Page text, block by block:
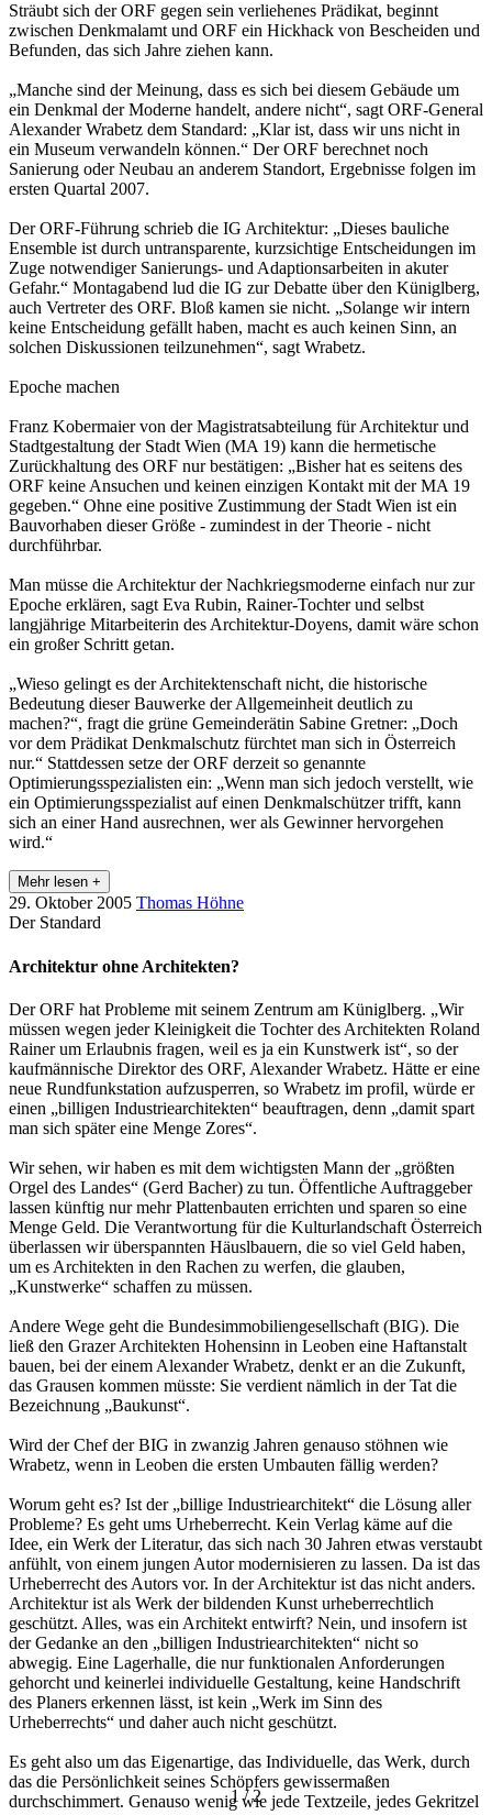
1 /2
Sträubt sich der ORF gegen sein verliehenes Prädikat, beginnt
zwischen Denkmalamt und ORF ein Hickhack von Bescheiden und
Befunden, das sich Jahre ziehen kann.
„Manche sind der Meinung, dass es sich bei diesem Gebäude um
ein Denkmal der Moderne handelt, andere nicht“, sagt ORF-General
Alexander Wrabetz dem Standard: „Klar ist, dass wir uns nicht in
ein Museum verwandeln können.“ Der ORF berechnet noch
Sanierung oder Neubau an anderem Standort, Ergebnisse folgen im
ersten Quartal 2007.
Der ORF-Führung schrieb die IG Architektur: „Dieses bauliche
Ensemble ist durch untransparente, kurzsichtige Entscheidungen im
Zuge notwendiger Sanierungs- und Adaptionsarbeiten in akuter
Gefahr.“ Montagabend lud die IG zur Debatte über den Küniglberg,
auch Vertreter des ORF. Bloß kamen sie nicht. „Solange wir intern
keine Entscheidung gefällt haben, macht es auch keinen Sinn, an
solchen Diskussionen teilzunehmen“, sagt Wrabetz.
Epoche machen
Franz Kobermaier von der Magistratsabteilung für Architektur und
Stadtgestaltung der Stadt Wien (MA 19) kann die hermetische
Zurückhaltung des ORF nur bestätigen: „Bisher hat es seitens des
ORF keine Ansuchen und keinen einzigen Kontakt mit der MA 19
gegeben.“ Ohne eine positive Zustimmung der Stadt Wien ist ein
Bauvorhaben dieser Größe - zumindest in der Theorie - nicht
durchführbar.
Man müsse die Architektur der Nachkriegsmoderne einfach nur zur
Epoche erklären, sagt Eva Rubin, Rainer-Tochter und selbst
langjährige Mitarbeiterin des Architektur-Doyens, damit wäre schon
ein großer Schritt getan.
„Wieso gelingt es der Architektenschaft nicht, die historische
Bedeutung dieser Bauwerke der Allgemeinheit deutlich zu
machen?“, fragt die grüne Gemeinderätin Sabine Gretner: „Doch
vor dem Prädikat Denkmalschutz fürchtet man sich in Österreich
nur.“ Stattdessen setze der ORF derzeit so genannte
Optimierungsspezialisten ein: „Wenn man sich jedoch verstellt, wie
ein Optimierungsspezialist auf einen Denkmalschützer trifft, kann
sich an einer Hand ausrechnen, wer als Gewinner hervorgehen
wird.“
Mehr lesen +
29. Oktober 2005 Thomas Höhne
Der Standard
Architektur ohne Architekten?
Der ORF hat Probleme mit seinem Zentrum am Küniglberg. „Wir
müssen wegen jeder Kleinigkeit die Tochter des Architekten Roland
Rainer um Erlaubnis fragen, weil es ja ein Kunstwerk ist“, so der
kaufmännische Direktor des ORF, Alexander Wrabetz. Hätte er eine
neue Rundfunkstation aufzusperren, so Wrabetz im profil, würde er
einen „billigen Industriearchitekten“ beauftragen, denn „damit spart
man sich später eine Menge Zores“.
Wir sehen, wir haben es mit dem wichtigsten Mann der „größten
Orgel des Landes“ (Gerd Bacher) zu tun. Öffentliche Auftraggeber
lassen künftig nur mehr Plattenbauten errichten und sparen so eine
Menge Geld. Die Verantwortung für die Kulturlandschaft Österreich
überlassen wir überspannten Häuslbauern, die so viel Geld haben,
um es Architekten in den Rachen zu werfen, die glauben,
„Kunstwerke“ schaffen zu müssen.
Andere Wege geht die Bundesimmobiliengesellschaft (BIG). Die
ließ den Grazer Architekten Hohensinn in Leoben eine Haftanstalt
bauen, bei der einem Alexander Wrabetz, denkt er an die Zukunft,
das Grausen kommen müsste: Sie verdient nämlich in der Tat die
Bezeichnung „Baukunst“.
Wird der Chef der BIG in zwanzig Jahren genauso stöhnen wie
Wrabetz, wenn in Leoben die ersten Umbauten fällig werden?
Worum geht es? Ist der „billige Industriearchitekt“ die Lösung aller
Probleme? Es geht ums Urheberrecht. Kein Verlag käme auf die
Idee, ein Werk der Literatur, das sich nach 30 Jahren etwas verstaubt
anfühlt, von einem jungen Autor modernisieren zu lassen. Da ist das
Urheberrecht des Autors vor. In der Architektur ist das nicht anders.
Architektur ist als Werk der bildenden Kunst urheberrechtlich
geschützt. Alles, was ein Architekt entwirft? Nein, und insofern ist
der Gedanke an den „billigen Industriearchitekten“ nicht so
abwegig. Eine Lagerhalle, die nur funktionalen Anforderungen
gehorcht und keinerlei individuelle Gestaltung, keine Handschrift
des Planers erkennen lässt, ist kein „Werk im Sinn des
Urheberrechts“ und daher auch nicht geschützt.
Es geht also um das Eigenartige, das Individuelle, das Werk, durch
das die Persönlichkeit seines Schöpfers gewissermaßen
durchschimmert. Genauso wenig wie jede Textzeile, jedes Gekritzel